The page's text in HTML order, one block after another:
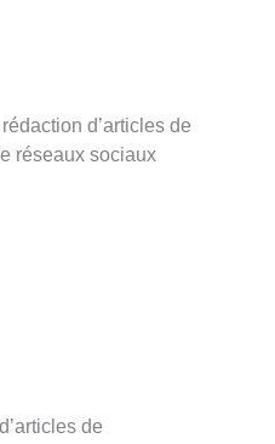
d’articles de
réseaux sociaux
de